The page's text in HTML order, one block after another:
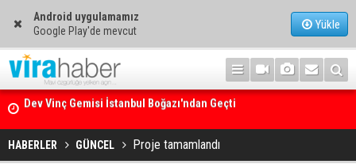
Android uygulamamız
Google Play'de mevcut
Yükle
Ege Denizi’nin En Büyük Mercan Ormanı
HABERLER GÜNCEL Proje tamamlandı